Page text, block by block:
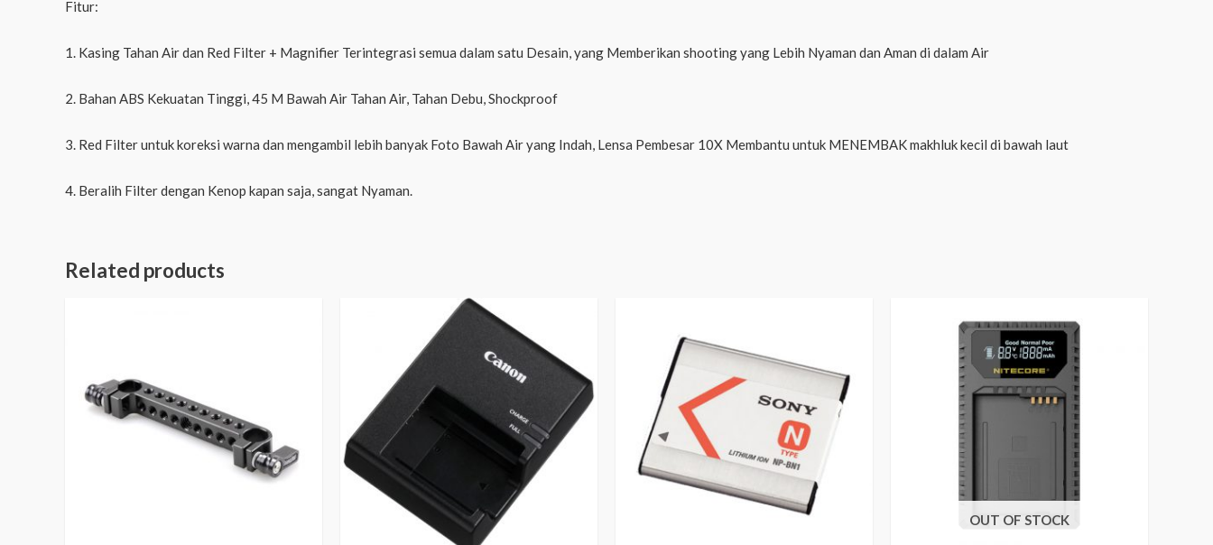
Fitur:
1. Kasing Tahan Air dan Red Filter + Magnifier Terintegrasi semua dalam satu Desain, yang Memberikan shooting yang Lebih Nyaman dan Aman di dalam Air
2. Bahan ABS Kekuatan Tinggi, 45 M Bawah Air Tahan Air, Tahan Debu, Shockproof
3. Red Filter untuk koreksi warna dan mengambil lebih banyak Foto Bawah Air yang Indah, Lensa Pembesar 10X Membantu untuk MENEMBAK makhluk kecil di bawah laut
4. Beralih Filter dengan Kenop kapan saja, sangat Nyaman.
Related products
OUT OF STOCK